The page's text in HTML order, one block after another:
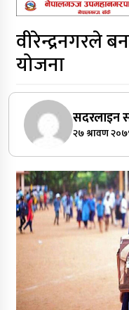
वीरेन्द्रनगरले
योजना
सदरलाइन
२७ श्रावण